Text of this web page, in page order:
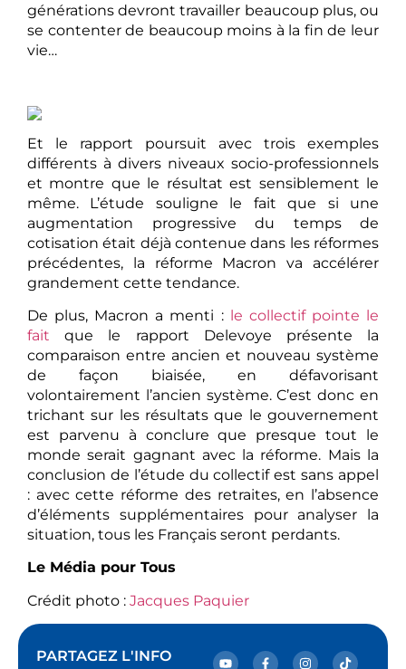
générations devront travailler beaucoup plus, ou
se contenter de beaucoup moins à la fin de leur
vie…
Et le rapport poursuit avec trois exemples
différents à divers niveaux socio-professionnels
et montre que le résultat est sensiblement le
même. L’étude souligne le fait que si une
augmentation progressive du temps de
cotisation était déjà contenue dans les réformes
précédentes, la réforme Macron va accélérer
grandement cette tendance.
De plus, Macron a menti : le collectif pointe le
fait que le rapport Delevoye présente la
comparaison entre ancien et nouveau système
de façon biaisée, en défavorisant
volontairement l’ancien système. C’est donc en
trichant sur les résultats que le gouvernement
est parvenu à conclure que presque tout le
monde serait gagnant avec la réforme. Mais la
conclusion de l’étude du collectif est sans appel
: avec cette réforme des retraites, en l’absence
d’éléments supplémentaires pour analyser la
situation, tous les Français seront perdants.
Le Média pour Tous
Crédit photo : Jacques Paquier
PARTAGEZ L'INFO